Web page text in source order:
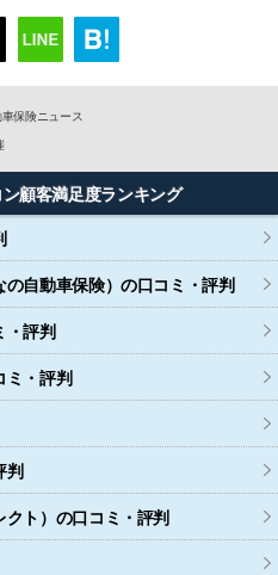
車保険ニュース
顧客満足度ランキング
の自動車保険）の口コミ・評判
・評判
ミ・評判
判
ト） の口コミ・評判